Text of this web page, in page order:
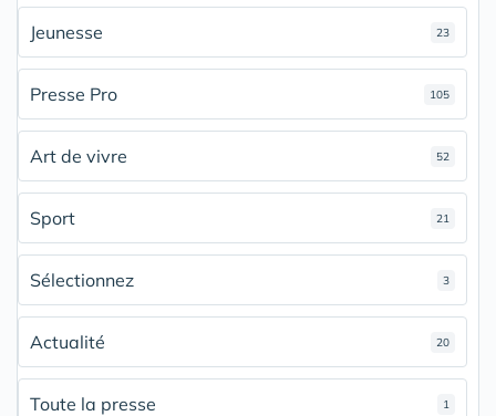
Jeunesse 23
Presse Pro 105
Art de vivre 52
Sport 21
Sélectionnez 3
Actualité 20
Toute la presse 1